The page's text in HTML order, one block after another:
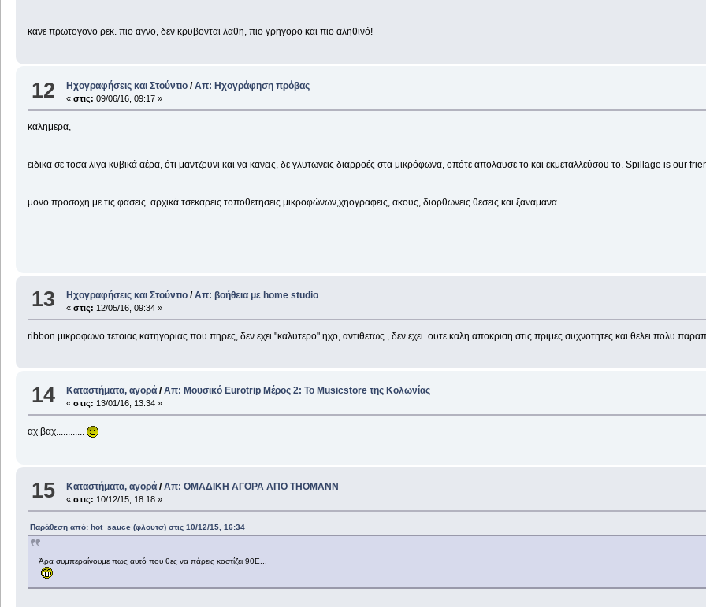
κανε πρωτογονο ρεκ. πιο αγνο, δεν κρυβονται λαθη, πιο γρηγορο και πιο αληθινό!
12 Ηχογραφήσεις και Στούντιο /Απ: Ηχογράφηση πρόβας
«στις: 09/06/16, 09:17 »
καλημερα,
ειδικα σε τοσα λιγα κυβικά αέρα, ότι μαντζουνι και να κανεις, δε γλυτωνεις διαρροές στα μικρόφωνα, οπότε απολαυσε το και εκμεταλλεύσου το. Spillage is our
μονο προσοχη με τις φασεις. αρχικά τσεκαρεις τοποθετησεις μικροφώνων,χηογραφεις, ακους, διορθωνεις θεσεις και ξαναμανα.
13 Ηχογραφήσεις και Στούντιο /Απ: βοήθεια με home studio
«στις: 12/05/16, 09:34 »
ribbon μικροφωνο τετοιας κατηγοριας που πηρες, δεν εχει "καλυτερο" ηχο, αντιθετως , δεν εχει ουτε καλη αποκριση στις πριμες συχνοτητες και θελει πολυ
14 Καταστήματα, αγορά /Απ: Μουσικό Eurotrip Μέρος 2: Το Musicstore της Κολωνίας
«στις: 13/01/16, 13:34 »
αχ βαχ............
15 Καταστήματα, αγορά /Απ: ΟΜΑΔΙΚΗ ΑΓΟΡΑ ΑΠΟ THOMANΝ
«στις: 10/12/15, 18:18 »
Παράθεση από: hot_sauce (φλουτσ) στις 10/12/15, 16:34
Άρα συμπεραίνουμε πως αυτό που θες να πάρεις κοστίζει 90Ε...